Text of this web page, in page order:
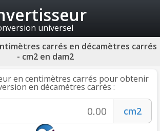
universel
carrés en décamètres carrés
- cm2 en dam2
en centimètres carrés pour obtenir
en décamètres carrés :